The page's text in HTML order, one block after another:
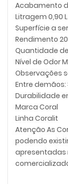
Acabamento
Litragem 0,90 L
Superfície a
Rendimento
Quantidade
Nível de Odor
Observações
Entre demãos:
Durabilidade
Marca Coral
Linha Coralit
Atenção As
podendo
apresentadas